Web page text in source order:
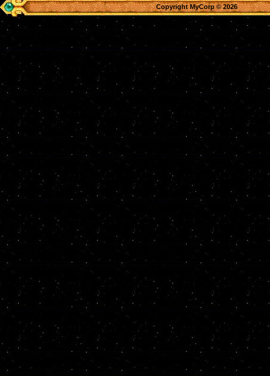
Copyright MyCorp © 2026